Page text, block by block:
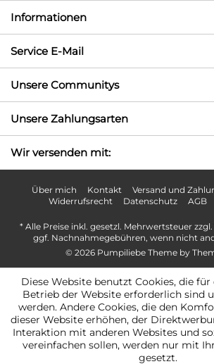
Informationen
Service E-Mail
Unsere Communitys
Unsere Zahlungsarten
Wir versenden mit:
Über mich Kontakt
Versand und
Widerrufsrecht
Datenschutz AGB
* Alle Preise inkl. gesetzl. Mehrwertsteuer zzgl.
ggf. Nachnahmegebühren, wenn nicht
© 2026 Pumpiliebe Theme by
Diese Website benutzt Cookies, die
Betrieb der Website erforderlich sind
werden. Andere Cookies, die den
dieser Website erhöhen, der
Interaktion mit anderen Websites und
vereinfachen sollen, werden nur mit
gesetzt.